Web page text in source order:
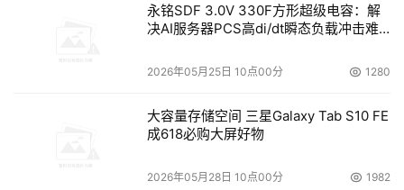
永铭SDF 3.0V 330F方形超级电容：解
决AI服务器PCS高di/dt瞬态负载冲击难
2026年05月25日 10点00分 1280
大容量存储空间 三星Galaxy Tab S10 FE
成618必购大屏好物
2026年05月28日 10点00分 1982